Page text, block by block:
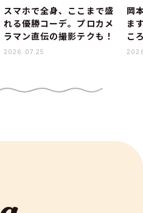
スマホで全身、ここまで盛
れる優勝コーデ。プロカメ
ラマン直伝の撮影テクも！
2026.07.25
岡
ま
こ